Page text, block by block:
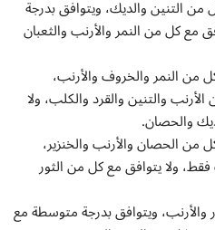
من التنين والديك، ويتوافق بدرجة
كل من النمر والأرنب والثعبان
من النمر والخروف والأرنب،
والتنين والقرد والكلب، ولا
والحصان.
من الحصان والأرنب والخنزير،
ولا يتوافق مع كل من الثور
والأرنب، ويتوافق بدرجة متوسطة مع